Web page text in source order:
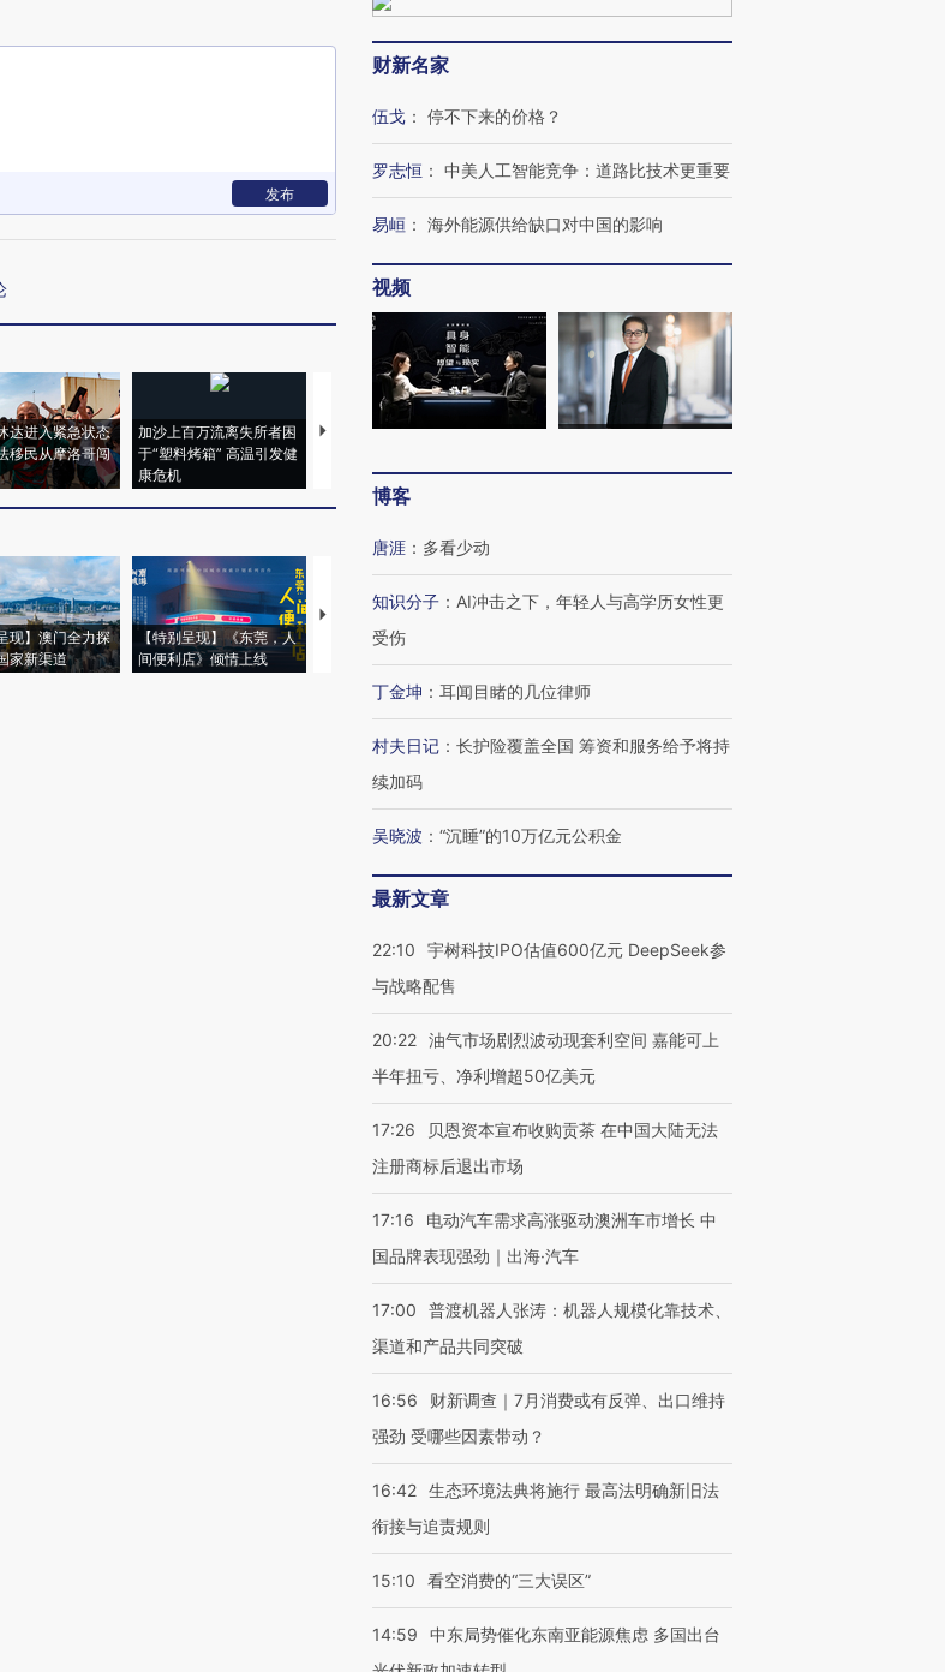
发布
达进入紧急状态
移民从摩洛哥闯
加沙上百万流离失所者困
于“塑料烤箱” 高温引发健
康危机
视线｜HYROX的吸金
心“花钱找虐”？
马航飞行员跨国走私7万
毒品
视线｜被称为“蟑螂”的印
育部长拱下台
现】澳门全力探
家新渠道
【特别呈现】《东莞，人
间便利店》倾情上线
【推广】走进第四届链博
会，让数智科技“链”接产
【商旅对话】华住集团
财新名家
伍戈 ： 停不下来的价格？
罗志恒 ： 中美人工智能竞争：道路比技术更重要
易峘 ： 海外能源供给缺口对中国的影响
视频
博客
唐涯 ： 多看少动
知识分子 ： AI冲击之下，年轻人与高学历女性更
受伤
丁金坤 ： 耳闻目睹的几位律师
村夫日记 ： 长护险覆盖全国 筹资和服务给予将持
续加码
吴晓波 ： “沉睡”的10万亿元公积金
最新文章
22:10
宇树科技IPO估值600亿元 DeepSeek参
与战略配售
20:22 油气市场剧烈波动现套利空间 嘉能可上
半年扭亏、净利增超50亿美元
17:26
贝恩资本宣布收购贡茶 在中国大陆无法
注册商标后退出市场
17:16
电动汽车需求高涨驱动澳洲车市增长 中
国品牌表现强劲｜出海·汽车
17:00
普渡机器人张涛：机器人规模化靠技术、
渠道和产品共同突破
16:56
财新调查｜7月消费或有反弹、出口维持
强劲 受哪些因素带动？
16:42 生态环境法典将施行 最高法明确新旧法
衔接与追责规则
15:10 看空消费的“三大误区”
14:59
中东局势催化东南亚能源焦虑 多国出台